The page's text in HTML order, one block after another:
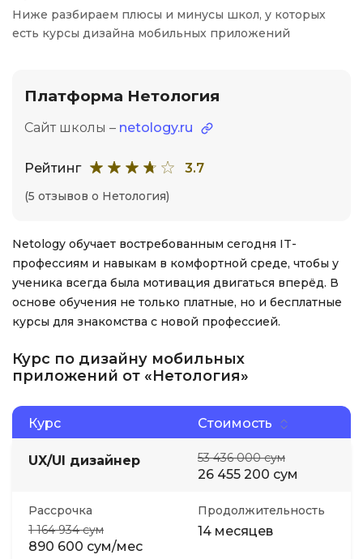
Ниже разбираем плюсы и минусы школ, у которых
есть курсы дизайна мобильных приложений
Платформа Нетология
Сайт школы – netology.ru
Рейтинг 3.7
(5 отзывов о Нетология)
Netology обучает востребованным сегодня IT-
профессиям и навыкам в комфортной среде, чтобы у
ученика всегда была мотивация двигаться вперёд. В
основе обучения не только платные, но и бесплатные
курсы для знакомства с новой профессией.
Курс по дизайну мобильных
приложений от «Нетология»
Курс Стоимость
UX/UI дизайнер 53 436 000 сум
26 455 200 сум
Рассрочка
1 164 934 сум
890 600 сум/мес
Продолжительность
14 месяцев